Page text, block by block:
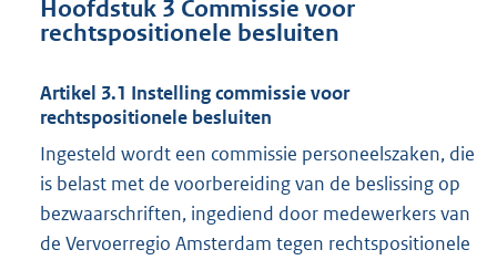
Hoofdstuk 3 Commissie voor
rechtspositionele besluiten
Artikel 3.1 Instelling commissie voor
rechtspositionele besluiten
Ingesteld wordt een commissie personeelszaken, die
is belast met de voorbereiding van de beslissing op
bezwaarschriften, ingediend door medewerkers van
de Vervoerregio Amsterdam tegen rechtspositionele